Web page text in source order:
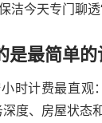
洁今天专门聊
是最简单的
时计费最直观
度、房屋状态